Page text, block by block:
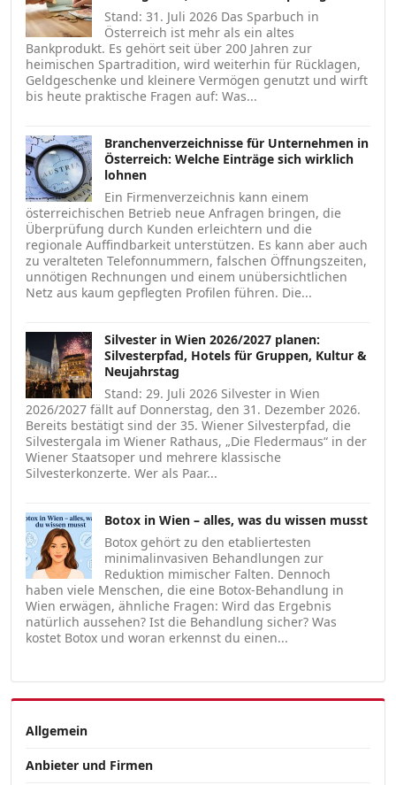
Stand: 31. Juli 2026 Das Sparbuch in
Österreich ist mehr als ein altes
Bankprodukt. Es gehört seit über 200 Jahren zur
heimischen Spartradition, wird weiterhin für Rücklagen,
Geldgeschenke und kleinere Vermögen genutzt und wirft
bis heute praktische Fragen auf: Was...
Branchenverzeichnisse für Unternehmen in
Österreich: Welche Einträge sich wirklich
lohnen
Ein Firmenverzeichnis kann einem
österreichischen Betrieb neue Anfragen bringen, die
Überprüfung durch Kunden erleichtern und die
regionale Auffindbarkeit unterstützen. Es kann aber auch
zu veralteten Telefonnummern, falschen Öffnungszeiten,
unnötigen Rechnungen und einem unübersichtlichen
Netz aus kaum gepflegten Profilen führen. Die...
Silvester in Wien 2026/2027 planen:
Silvesterpfad, Hotels für Gruppen, Kultur &
Neujahrstag
Stand: 29. Juli 2026 Silvester in Wien
2026/2027 fällt auf Donnerstag, den 31. Dezember 2026.
Bereits bestätigt sind der 35. Wiener Silvesterpfad, die
Silvestergala im Wiener Rathaus, „Die Fledermaus“ in der
Wiener Staatsoper und mehrere klassische
Silvesterkonzerte. Wer als Paar...
Botox in Wien – alles, was du wissen musst
Botox gehört zu den etabliertesten
minimalinvasiven Behandlungen zur
Reduktion mimischer Falten. Dennoch
haben viele Menschen, die eine Botox-Behandlung in
Wien erwägen, ähnliche Fragen: Wird das Ergebnis
natürlich aussehen? Ist die Behandlung sicher? Was
kostet Botox und woran erkennst du einen...
Allgemein
Anbieter und Firmen